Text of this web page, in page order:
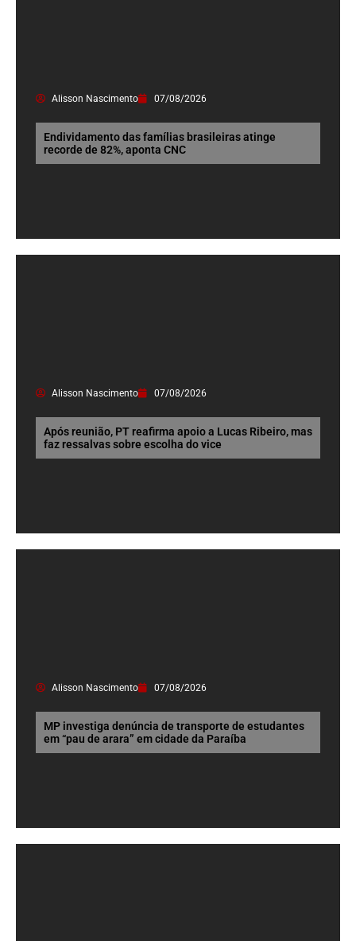
Alisson Nascimento 07/08/2026
Endividamento das famílias brasileiras atinge
recorde de 82%, aponta CNC
Alisson Nascimento 07/08/2026
Após reunião, PT reafirma apoio a Lucas Ribeiro, mas
faz ressalvas sobre escolha do vice
Alisson Nascimento 07/08/2026
MP investiga denúncia de transporte de estudantes
em “pau de arara” em cidade da Paraíba